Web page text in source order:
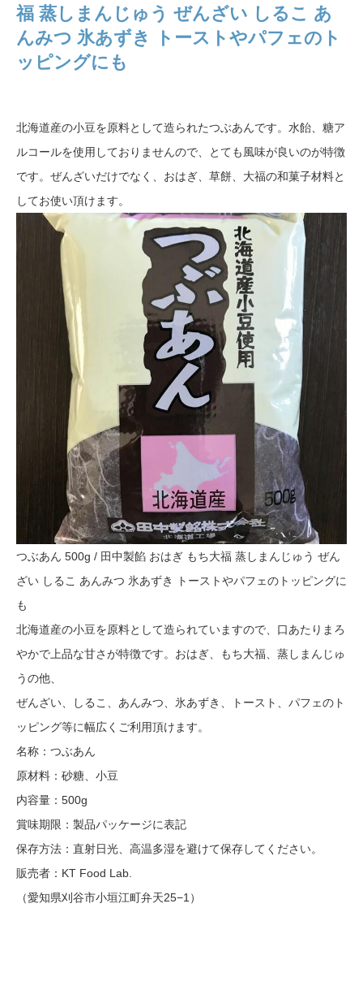
福 蒸しまんじゅう ぜんざい しるこ あ
んみつ 氷あずき トーストやパフェのト
ッピングにも
北海道産の小豆を原料として造られたつぶあんです。水飴、糖ア
ルコールを使用しておりませんので、とても風味が良いのが特徴
です。ぜんざいだけでなく、おはぎ、草餅、大福の和菓子材料と
してお使い頂けます。
つぶあん 500g / 田中製餡 おはぎ もち大福 蒸しまんじゅう ぜん
ざい しるこ あんみつ 氷あずき トーストやパフェのトッピングに
も
北海道産の小豆を原料として造られていますので、口あたりまろ
やかで上品な甘さが特徴です。おはぎ、もち大福、蒸しまんじゅ
うの他、
ぜんざい、しるこ、あんみつ、氷あずき、トースト、パフェのト
ッピング等に幅広くご利用頂けます。
名称：つぶあん
原材料：砂糖、小豆
内容量：500g
賞味期限：製品パッケージに表記
保存方法：直射日光、高温多湿を避けて保存してください。
販売者：KT Food Lab.
（愛知県刈谷市小垣江町弁天25−1）